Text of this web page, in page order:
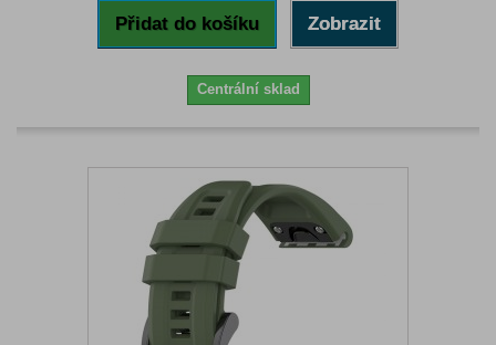
Přidat do košíku Zobrazit
Centrální sklad